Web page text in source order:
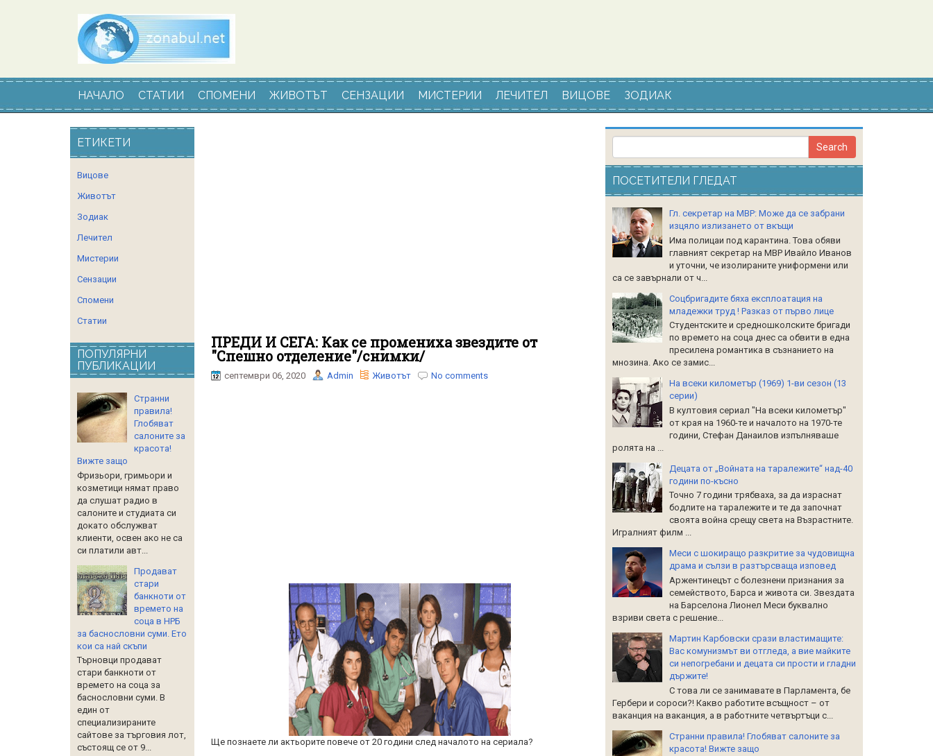
НАЧАЛО СТАТИИ СПОМЕНИ ЖИВОТЪТ СЕНЗАЦИИ МИСТЕРИИ ЛЕЧИТЕЛ ВИЦОВЕ ЗОДИАК
ПРЕДИ И СЕГА: Как се промениха звездите от
"Спешно отделение"/снимки/
септември 06, 2020 Admin Животът No comments
Ще познаете ли актьорите повече от 20 години след началото на сериала?
ЕТИКЕТИ
Вицове
Животът
Зодиак
Лечител
Мистерии
Сензации
Спомени
Статии
ПОПУЛЯРНИ
ПУБЛИКАЦИИ
Странни
правила!
Глобяват
салоните за
красота!
Вижте защо
Фризьори, гримьори и
козметици нямат право
да слушат радио в
салоните и студиата си
докато обслужват
клиенти, освен ако не са
си платили авт...
Продават
стари
банкноти от
времето на
соца в НРБ
за баснословни суми. Ето
кои са най скъпи
Търновци продават
стари банкноти от
времето на соца за
баснословни суми. В
един от
специализираните
сайтове за търговия лот,
състоящ се от 9...
ПОСЕТИТЕЛИ ГЛЕДАТ
Гл. секретар на МВР: Може да се забрани
изцяло излизането от вкъщи
Има полицаи под карантина. Това обяви
главният секретар на МВР Ивайло Иванов
и уточни, че изолираните униформени или
са се завърнали от ч...
Соцбригадите бяха експлоатация на
младежки труд ! Разказ от първо лице
Студентските и средношколските бригади
по времето на соца днес са обвити в една
пресилена романтика в съзнанието на
мнозина. Ако се замис...
На всеки километър (1969) 1-ви сезон (13
серии)
В култовия сериал "На всеки километър"
от края на 1960-те и началото на 1970-те
години, Стефан Данаилов изпълняваше
ролята на ...
Децата от „Войната на таралежите“ над-40
години по-късно
Точно 7 години трябваха, за да израснат
бодлите на таралежите и те да започнат
своята война срещу света на Възрастните.
Игралният филм ...
Меси с шокиращо разкритие за чудовищна
драма и сълзи в разтърсваща изповед
Аржентинецът с болезнени признания за
семейството, Барса и живота си. Звездата
на Барселона Лионел Меси буквално
взриви света с решение...
Мартин Карбовски срази властимащите:
Вас комунизмът ви отгледа, а вие майките
си непогребани и децата си прости и гладни
държите!
С това ли се занимавате в Парламента, бе
Гербери и сороси?! Какво работите всъщност – от
ваканция на ваканция, а в работните четвъртъци с...
Странни правила! Глобяват салоните за
красота! Вижте защо